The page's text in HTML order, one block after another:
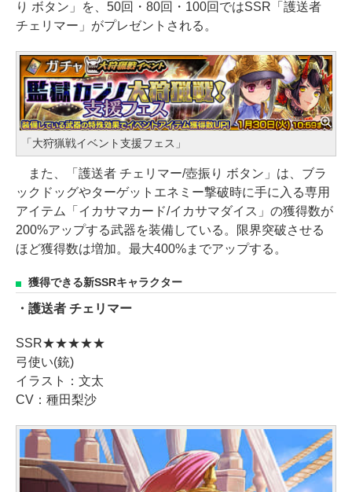
り ボタン」を、50回・80回・100回ではSSR「護送者
チェリマー」がプレゼントされる。
「大狩猟戦イベント支援フェス」
また、「護送者 チェリマー/壺振り ボタン」は、ブラ
ックドッグやターゲットエネミー撃破時に手に入る専用
アイテム「イカサマカード/イカサマダイス」の獲得数が
200%アップする武器を装備している。限界突破させる
ほど獲得数は増加。最大400%までアップする。
獲得できる新SSRキャラクター
・護送者 チェリマー
SSR★★★★★
弓使い(銃)
イラスト：文太
CV：種田梨沙